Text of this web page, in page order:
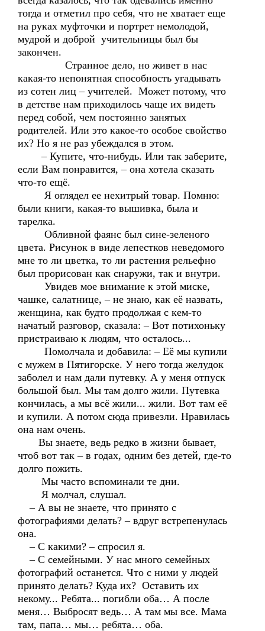
тогда и отметил про себя, что не хватает еще
на руках муфточки и портрет немолодой,
мудрой и доброй учительницы был бы
закончен.
Странное дело, но живет в нас
какая-то непонятная способность угадывать
из сотен лиц – учителей. Может потому, что
в детстве нам приходилось чаще их видеть
перед собой, чем постоянно занятых
родителей. Или это какое-то особое свойство
их? Но я не раз убеждался в этом.
– Купите, что-нибудь. Или так заберите,
если Вам понравится, – она хотела сказать
что-то ещё.
Я оглядел ее нехитрый товар. Помню:
были книги, какая-то вышивка, была и
тарелка.
Обливной фаянс был сине-зеленого
цвета. Рисунок в виде лепестков неведомого
мне то ли цветка, то ли растения рельефно
был прорисован как снаружи, так и внутри.
Увидев мое внимание к этой миске,
чашке, салатнице, – не знаю, как её назвать,
женщина, как будто продолжая с кем-то
начатый разговор, сказала: – Вот потихоньку
пристраиваю к людям, что осталось...
Помолчала и добавила: – Её мы купили
с мужем в Пятигорске. У него тогда желудок
заболел и нам дали путевку. А у меня отпуск
большой был. Мы там долго жили. Путевка
кончилась, а мы всё жили... жили. Вот там её
и купили. А потом сюда привезли. Нравилась
она нам очень.
Вы знаете, ведь редко в жизни бывает,
чтоб вот так – в годах, одним без детей, где-то
долго пожить.
Мы часто вспоминали те дни.
Я молчал, слушал.
– А вы не знаете, что принято с
фотографиями делать? – вдруг встрепенулась
она.
– С какими? – спросил я.
– С семейными. У нас много семейных
фотографий останется. Что с ними у людей
принято делать? Куда их? Оставить их
некому... Ребята... погибли оба… А после
меня… Выбросят ведь… А там мы все. Мама
там, папа… мы… ребята… оба.